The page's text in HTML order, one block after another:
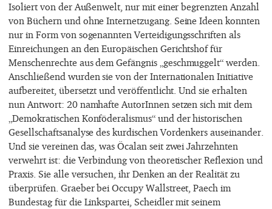
Isoliert von der Außenwelt, nur mit einer begrenzten Anzahl
von Büchern und ohne Internetzugang. Seine Ideen konnten
nur in Form von sogenannten Verteidigungsschriften als
Einreichungen an den Europäischen Gerichtshof für
Menschenrechte aus dem Gefängnis „geschmuggelt“ werden.
Anschließend wurden sie von der Internationalen Initiative
aufbereitet, übersetzt und veröffentlicht. Und sie erhalten
nun Antwort: 20 namhafte AutorInnen setzen sich mit dem
„Demokratischen Konföderalismus“ und der historischen
Gesellschaftsanalyse des kurdischen Vordenkers auseinander.
Und sie vereinen das, was Öcalan seit zwei Jahrzehnten
verwehrt ist: die Verbindung von theoretischer Reflexion und
Praxis. Sie alle versuchen, ihr Denken an der Realität zu
überprüfen. Graeber bei Occupy Wallstreet, Paech im
Bundestag für die Linkspartei, Scheidler mit seinem